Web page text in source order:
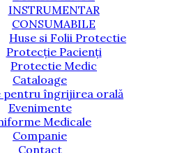
INSTRUMENTAR
CONSUMABILE
Huse si Folii Protectie
Protecție Pacienți
Protectie Medic
Cataloage
pentru îngrijirea orală
Evenimente
Medicale
Companie
Contact